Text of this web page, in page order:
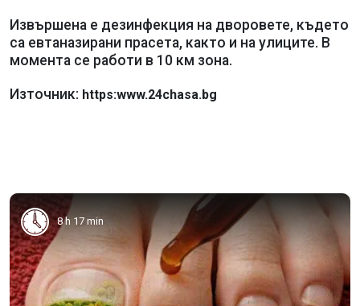
Извършена е дезинфекция на дворовете, където
са евтаназирани прасета, както и на улиците. В
момента се работи в 10 км зона.
Източник: https:www.24chasa.bg
8 h 17 min